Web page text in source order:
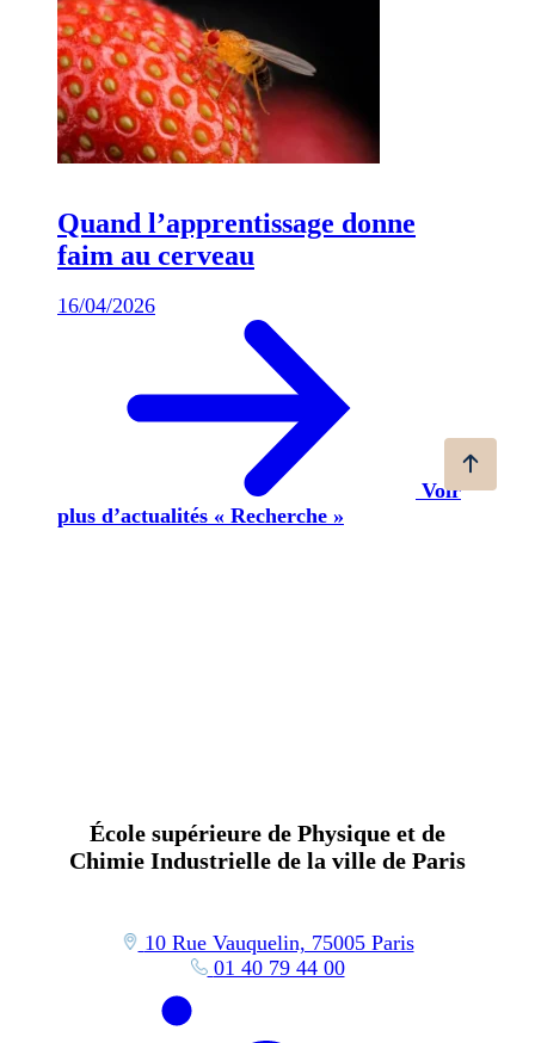
Quand l’apprentissage donne
faim au cerveau
16/04/2026
Voir
plus d’actualités « Recherche »
École supérieure de Physique et de
Chimie Industrielle de la ville de Paris
10 Rue Vauquelin, 75005 Paris
01 40 79 44 00